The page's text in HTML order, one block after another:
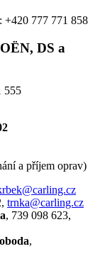
777 771 858
DS a
555
a příjem oprav)
trnka@carling.cz
, 739 098 623,
,